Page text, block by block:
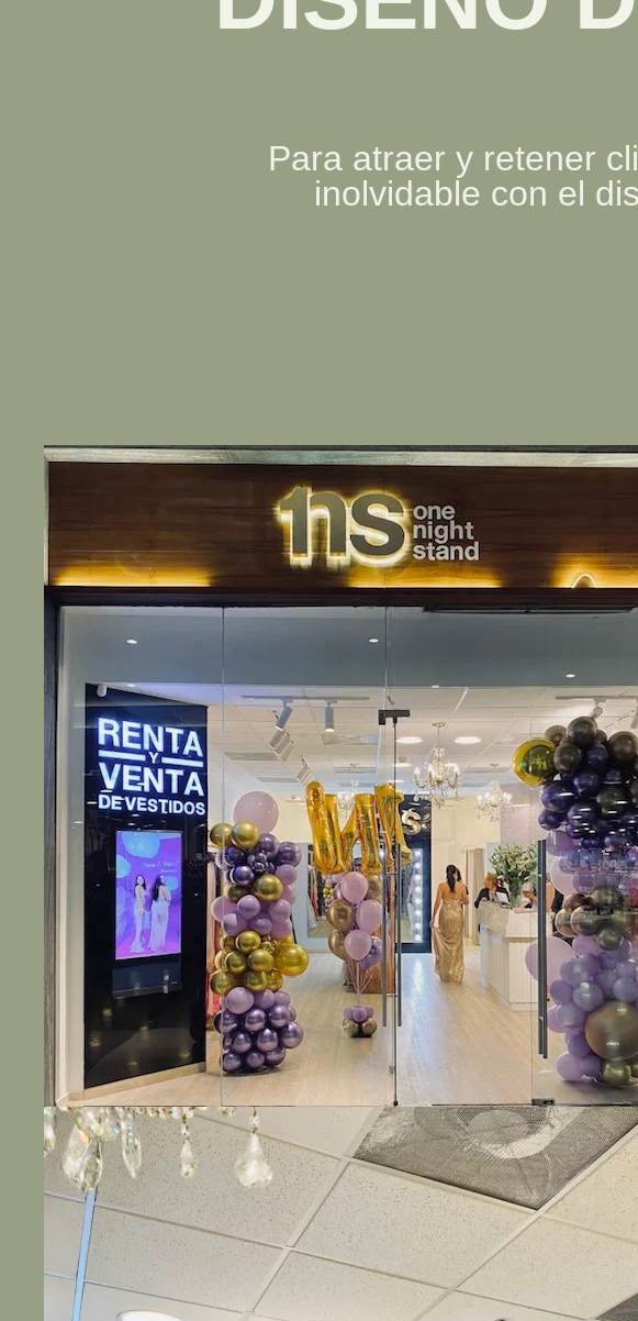
Para atraer y retener
inolvidable con el